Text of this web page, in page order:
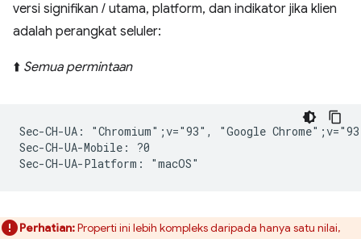
versi signifikan / utama, platform, dan indikator jika klien
adalah perangkat seluler:
⬆️ Semua permintaan
Sec-CH-UA: "Chromium";v="93", "Google
Sec-CH-UA-Mobile: ?0
Perhatian:Properti ini lebih kompleks daripada hanya satu nilai,